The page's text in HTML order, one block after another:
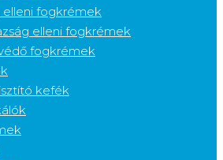
elleni fogkrémek
elleni fogkrémek
fogkrémek
kefék